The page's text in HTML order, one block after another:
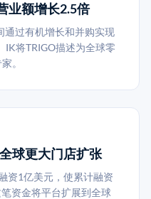
业额增长2.5倍
通过有机增长和并购实现
IK将TRIGO描述为全球零
。
球更大门店扩张
资1亿美元，使累计融资
资金将平台扩展到全球